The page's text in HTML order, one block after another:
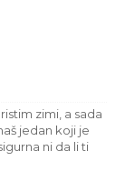
zimi, a sada
jedan koji je
ni da li ti